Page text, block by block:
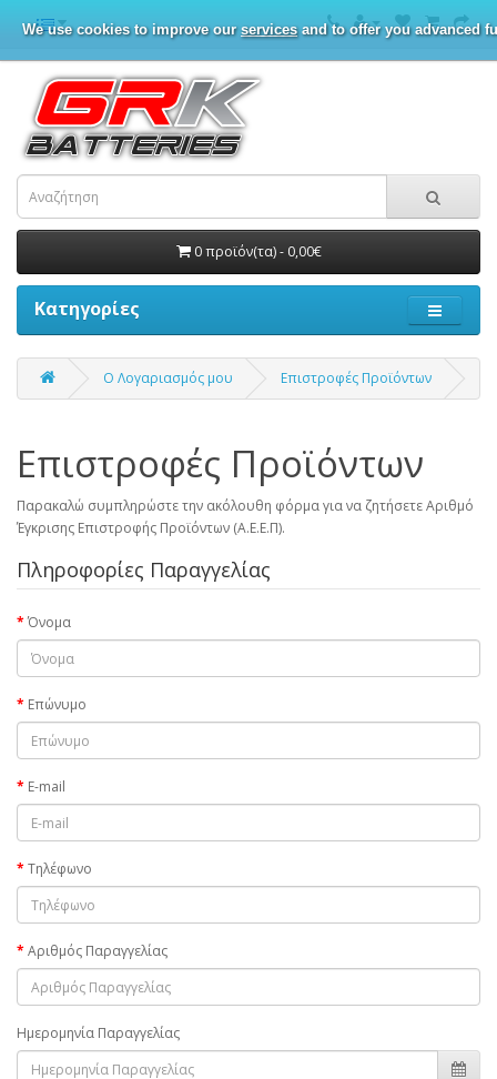
We use cookies to improve our servicesand to offer you advanced
0 προϊόν(τα) - 0,00€
Κατηγορίες
O Λογαριασμός μου Επιστροφές Προϊόντων
Επιστροφές Προϊόντων
Παρακαλώ συμπληρώστε την ακόλουθη φόρμα για να ζητήσετε Αριθμό
Έγκρισης Επιστροφής Προϊόντων (Α.Ε.Ε.Π).
Πληροφορίες Παραγγελίας
Όνομα
Επώνυμο
E-mail
Τηλέφωνο
Αριθμός Παραγγελίας
Ημερομηνία Παραγγελίας